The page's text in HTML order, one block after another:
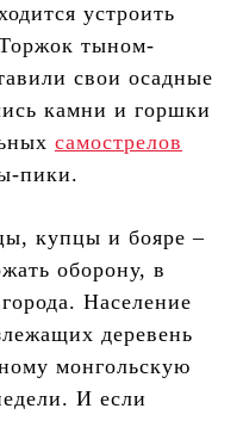
устроить
тыном-
свои осадные
камни и горшки
самострелов
пики.
купцы и бояре –
оборону, в
Население
деревень
монгольскую
И если